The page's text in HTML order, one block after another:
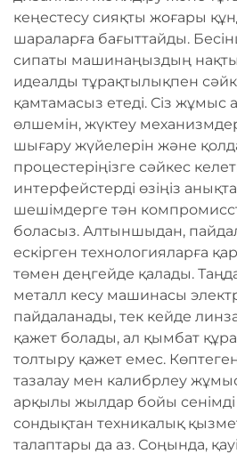
кеңестесу сияқты жоғары
шараларға бағыттайды.
сипаты машинаңыздың нақты
идеалды тұрақтылықпен
қамтамасыз етеді. Сіз
өлшемін, жүктеу
шығару жүйелерін және
процестеріңізге сәйкес
интерфейстерді өзіңіз
шешімдерге тән
боласыз. Алтыншыдан,
ескірген технологияларға
төмен деңгейде қалады.
металл кесу машинасы
пайдаланады, тек кейде
қажет болады, ал қымбат
толтыру қажет емес.
тазалау мен калибрлеу
арқылы жылдар бойы сенімді
сондықтан техникалық
талаптары да аз. Соңында,